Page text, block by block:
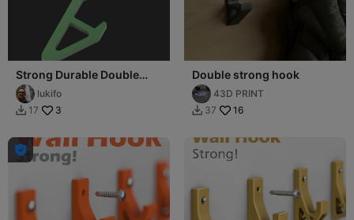
Strong Durable Double
Hooklukifo
 17 3
Double strong hook
43D PRINT
 37 16
